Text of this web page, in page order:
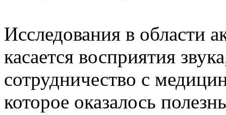
Исследования в области
касается восприятия
сотрудничество с
которое оказалось